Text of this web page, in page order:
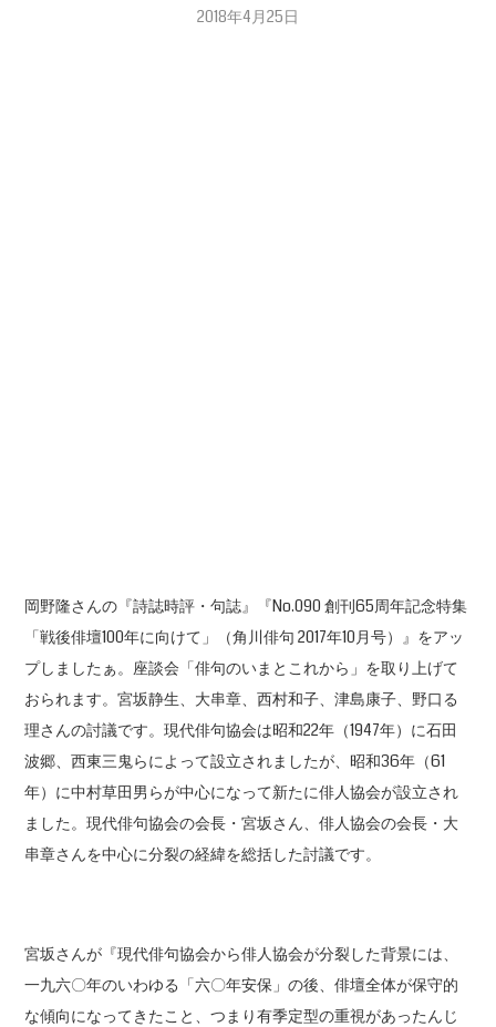
2018年4月25日
岡野隆さんの『詩誌時評・句誌』『No.090 創刊65周年記念特集
「戦後俳壇100年に向けて」（角川俳句 2017年10月号）』をアッ
プしましたぁ。座談会「俳句のいまとこれから」を取り上げて
おられます。宮坂静生、大串章、西村和子、津島康子、野口る
理さんの討議です。現代俳句協会は昭和22年（1947年）に石田
波郷、西東三鬼らによって設立されましたが、昭和36年（61
年）に中村草田男らが中心になって新たに俳人協会が設立され
ました。現代俳句協会の会長・宮坂さん、俳人協会の会長・大
串章さんを中心に分裂の経緯を総括した討議です。
宮坂さんが『現代俳句協会から俳人協会が分裂した背景には、
一九六〇年のいわゆる「六〇年安保」の後、俳壇全体が保守的
な傾向になってきたこと、つまり有季定型の重視があったんじ